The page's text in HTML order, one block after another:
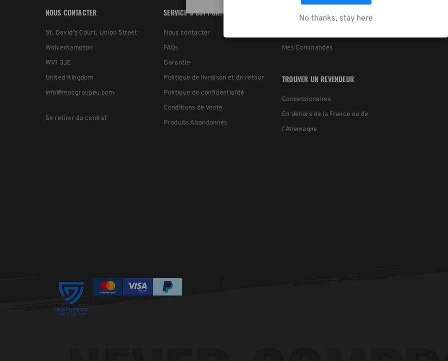
NOUS CONTACTER
St. David's Court, Union Street
Wolverhampton
WV1 3JE
United Kingdom
info@macgroupeu.com
Se retirer du contrat
SERVICE & SUPPORT
Nous contacter
FAQs
Garantie
Politique de livraison et de retour
Politique de confidentialité
Conditions de Vente
Produits Abandonnés
MON COMPTE
Mes Commandes
TROUVER UN REVENDEUR
Concessionaires
En dehors de la France ou de
l'Allemagne
No thanks, stay here